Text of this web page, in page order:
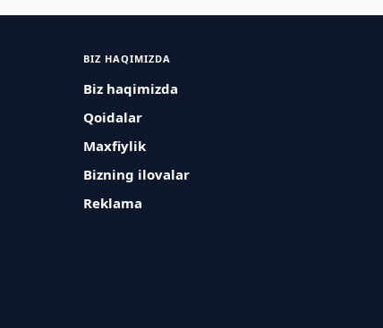
BIZ HAQIMIZDA
Biz haqimizda
Qoidalar
Maxfiylik
Bizning ilovalar
Reklama